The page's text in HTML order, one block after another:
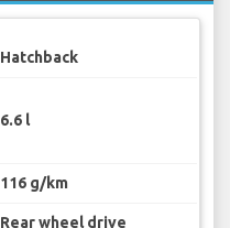
Hatchback
6.6 l
116 g/km
Rear wheel drive